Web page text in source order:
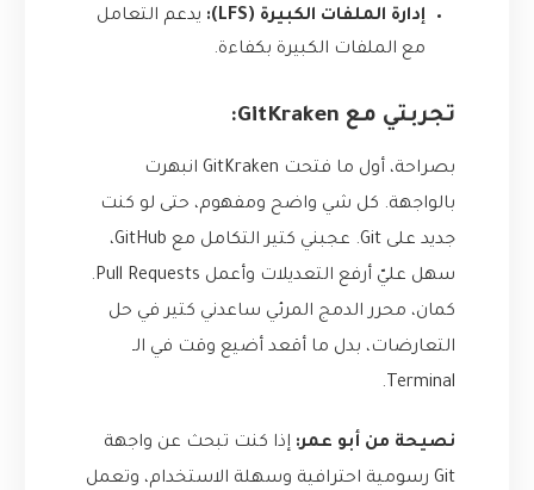
إدارة الملفات الكبيرة (LFS):
يدعم التعامل
مع الملفات الكبيرة بكفاءة.
تجربتي مع GitKraken:
بصراحة، أول ما فتحت GitKraken انبهرت
بالواجهة. كل شي واضح ومفهوم، حتى لو كنت
جديد على Git. عجبني كتير التكامل مع GitHub،
سهل عليّ أرفع التعديلات وأعمل Pull Requests.
كمان، محرر الدمج المرئي ساعدني كتير في حل
التعارضات، بدل ما أقعد أضيع وقت في الـ
Terminal.
نصيحة من أبو عمر: إذا كنت تبحث عن واجهة
Git رسومية احترافية وسهلة الاستخدام، وتعمل